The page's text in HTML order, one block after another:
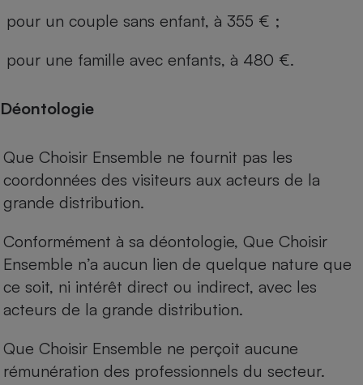
pour un couple sans enfant, à 355 € ;
pour une famille avec enfants, à 480 €.
Déontologie
Que Choisir Ensemble ne fournit pas les
coordonnées des visiteurs aux acteurs de la
grande distribution.
Conformément à sa déontologie, Que Choisir
Ensemble n’a aucun lien de quelque nature que
ce soit, ni intérêt direct ou indirect, avec les
acteurs de la grande distribution.
Que Choisir Ensemble ne perçoit aucune
rémunération des professionnels du secteur.